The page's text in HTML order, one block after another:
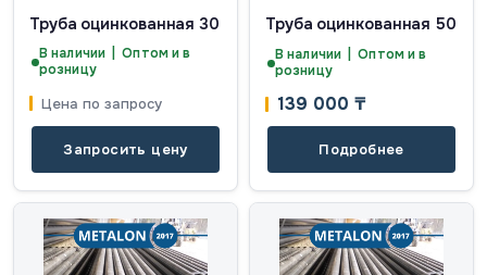
Труба оцинкованная 30
В наличии | Оптом и в
розницу
Цена по запросу
Запросить цену
Труба оцинкованная 50
В наличии | Оптом и в
розницу
139 000 ₸
Подробнее